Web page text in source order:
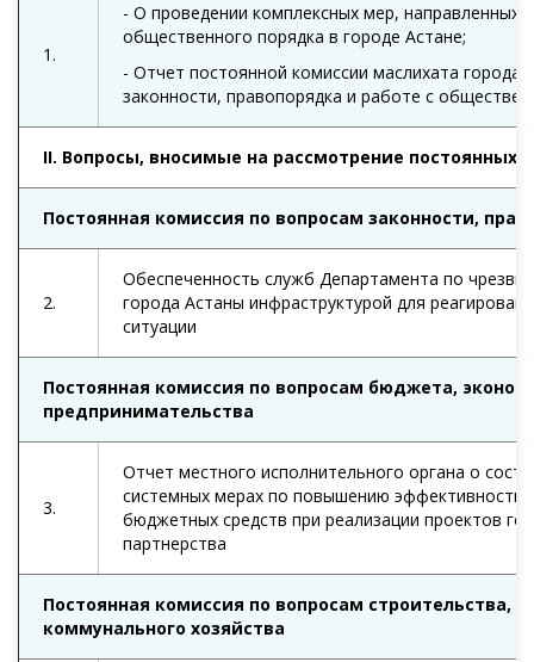
1.
- О проведении комплексных мер, направленных
общественного порядка в городе Астане;
- Отчет постоянной комиссии маслихата города
законности, правопорядка и работе с
II. Вопросы, вносимые на рассмотрение постоянных
Постоянная комиссия по вопросам законности,
2.
Обеспеченность служб Департамента по
города Астаны инфраструктурой для
ситуации
Постоянная комиссия по вопросам бюджета,
предпринимательства
3.
Отчет местного исполнительного органа о
системных мерах по повышению эффективности
бюджетных средств при реализации проектов
партнерства
Постоянная комиссия по вопросам строительства,
коммунального хозяйства